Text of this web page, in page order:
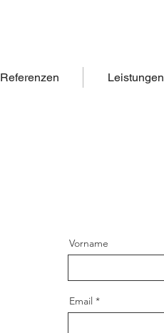
Referenzen Leistungen
Vorname
Email